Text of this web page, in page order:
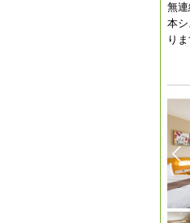
無連
本
り